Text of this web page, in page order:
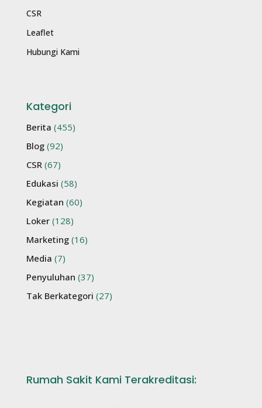
CSR
Leaflet
Hubungi Kami
Kategori
Berita (455)
Blog (92)
CSR (67)
Edukasi (58)
Kegiatan (60)
Loker (128)
Marketing (16)
Media (7)
Penyuluhan (37)
Tak Berkategori (27)
Rumah Sakit Kami Terakreditasi: